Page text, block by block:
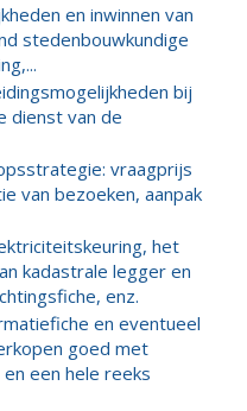
en inwinnen van
stedenbouwkundige
bij
dienst van de
vraagprijs
van bezoeken, aanpak
het
kadastrale legger en
enz.
en eventueel
goed met
een hele reeks